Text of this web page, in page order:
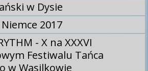
w Dysie
2017
- X na XXXVI
Festiwalu Tańca
w Wasilkowie